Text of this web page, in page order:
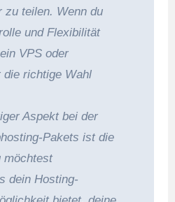
zu teilen. Wenn du
und Flexibilität
VPS oder
richtige Wahl
Aspekt bei der
Pakets ist die
möchtest
dein Hosting-